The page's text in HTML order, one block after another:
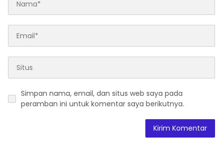
Simpan nama, email, dan situs web saya pada
peramban ini untuk komentar saya berikutnya.